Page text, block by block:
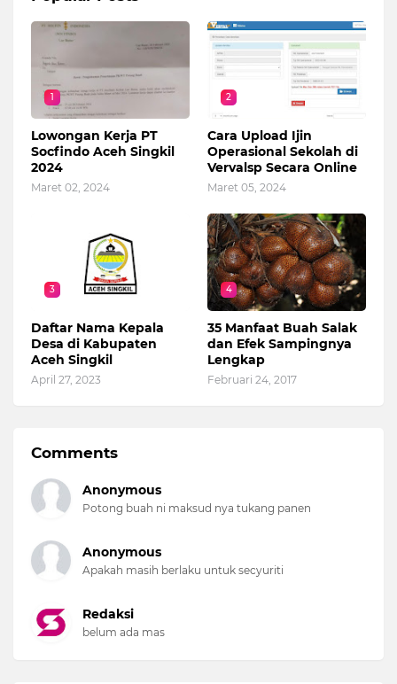
1
Lowongan Kerja PT
Socfindo Aceh Singkil
2024
Maret 02, 2024
2
Cara Upload Ijin
Operasional Sekolah di
Vervalsp Secara Online
Maret 05, 2024
3
Daftar Nama Kepala
Desa di Kabupaten
Aceh Singkil
April 27, 2023
4
35 Manfaat Buah Salak
dan Efek Sampingnya
Lengkap
Februari 24, 2017
Comments
Anonymous
Potong buah ni maksud nya tukang panen
Anonymous
Apakah masih berlaku untuk secyuriti
Redaksi
belum ada mas